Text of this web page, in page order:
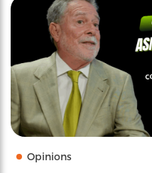
Opinions